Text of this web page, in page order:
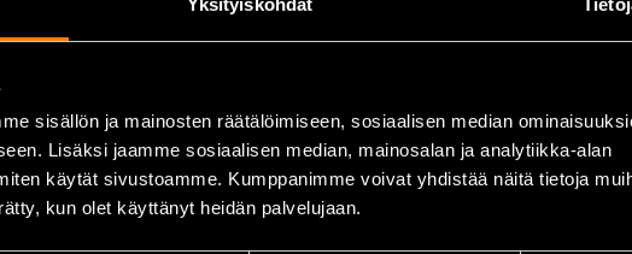
Yksityiskohdat
sisällön ja mainosten räätälöimiseen, sosiaalisen median
Lisäksi jaamme sosiaalisen median, mainosalan ja analytiikka-alan
käytät sivustoamme. Kumppanimme voivat yhdistää näitä tietoja
kun olet käyttänyt heidän palvelujaan.